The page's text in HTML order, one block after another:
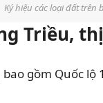
Ký hiệu các loại đất trên
Triều,
gồm Quốc lộ